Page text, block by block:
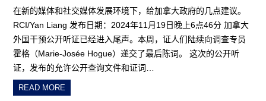
在新的媒体和社交媒体发展环境下，给加拿大政府的几点建议。
RCI/Yan Liang 发布日期：2024年11月19日晚上6点46分 加拿大
外国干预公开听证已经进入尾声。本周，证人们陆续向调查专员
霍格（Marie-Josée Hogue）递交了最后陈词。 这次的公开听
证，发布的允许公开查询文件和证词…
READ MORE